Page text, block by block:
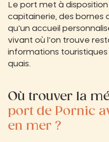
Le port met à
capitainerie, des bornes
qu’un accueil
vivant où l’on trouve
informations
quais.
Où trouver la
port de Pornic
en mer ?